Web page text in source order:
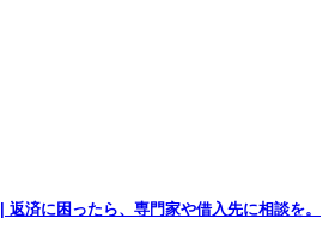
済に困ったら、専門家や借入先に相談を。